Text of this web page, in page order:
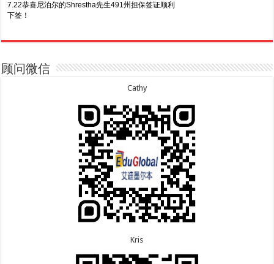
Business offer！
8.6恭喜江苏的谢先生600旅游签证顺利下签，三年多
8.5恭喜江苏的杨女士190技术移民签证顺利下签！
8.3恭喜黑龙江的刘女士864父母签证顺利下签！
8.3恭喜天津的陈同学和妈妈590+500学生签证顺利
7.22恭喜尼泊尔的Shrestha先生491州担保签证顺利
下签！
签！
7.15恭喜江苏的曹同学500学生签证顺利下签！
7.13恭喜广东的邓同学500学生签证顺利下签！
7.9恭喜广东的喻同学500学生签证顺利下签！
7.8恭喜黑龙江的刘女士600旅游签证顺利下签，三年
7.7恭喜北京的王先生和孩子600旅游签证顺利下签，
顾问微信
Cathy
Kris